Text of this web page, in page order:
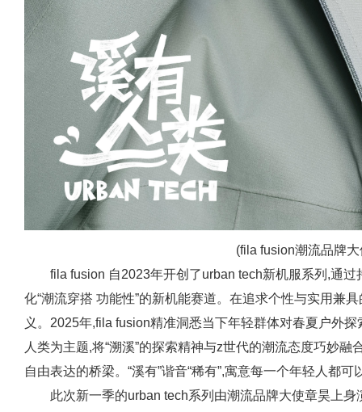
(fila fusion潮流品牌
fila fusion 自2023年开创了urban tech新机服系列,通
化“潮流穿搭 功能性”的新机能赛道。在追求个性与实用兼
义。2025年,fila fusion精准洞悉当下年轻群体对春夏户外
人类为主题,将“溯溪”的探索精神与z世代的潮流态度巧妙
自由表达的桥梁。“溪有”谐音“稀有”,寓意每一个年轻人都
此次新一季的urban tech系列由潮流品牌大使章昊上